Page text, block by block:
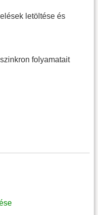
letöltése és
folyamatait